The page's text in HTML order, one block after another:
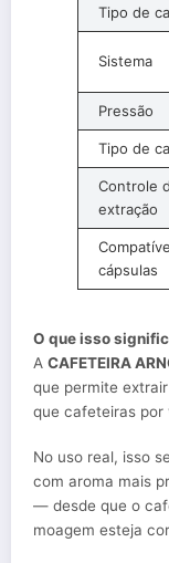
Tipo de
Sistema
Pressão
Tipo de
Controle
extração
cápsulas
O que isso
A CAFETEIRA
que permite
que cafeteiras por
No uso real, isso
com aroma mais
— desde que o
moagem esteja